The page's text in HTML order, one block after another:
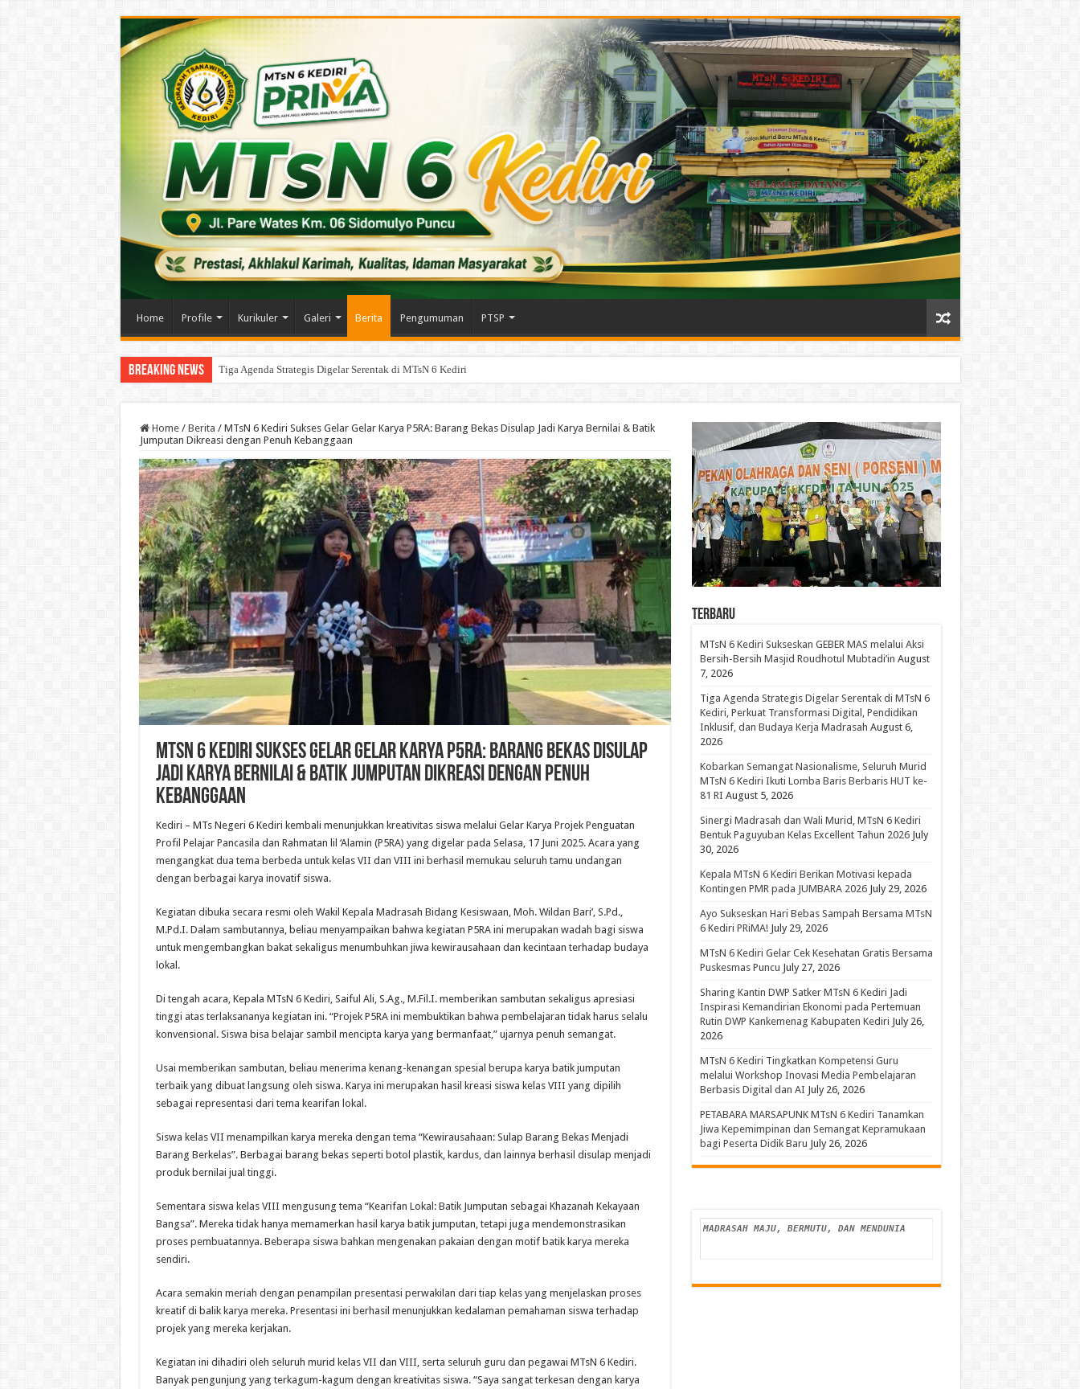
Home Profile Kurikuler Galeri Berita Pengumuman PTSP
Breaking News Tiga Agenda Strategis Digelar Serentak di MTsN 6 Kediri, Perkuat Transformasi Digital, P
Home / Berita / MTsN 6 Kediri Sukses Gelar Gelar Karya P5RA: Barang Bekas Disulap Jadi Karya Bernilai & Batik
Jumputan Dikreasi dengan Penuh Kebanggaan
MTsN 6 Kediri Sukses Gelar Gelar Karya P5RA: Barang Bekas Disulap
Jadi Karya Bernilai & Batik Jumputan Dikreasi dengan Penuh
Kebanggaan
Kediri – MTs Negeri 6 Kediri kembali menunjukkan kreativitas siswa melalui Gelar Karya Projek Penguatan
Profil Pelajar Pancasila dan Rahmatan lil ‘Alamin (P5RA) yang digelar pada Selasa, 17 Juni 2025. Acara yang
mengangkat dua tema berbeda untuk kelas VII dan VIII ini berhasil memukau seluruh tamu undangan
dengan berbagai karya inovatif siswa.
Kegiatan dibuka secara resmi oleh Wakil Kepala Madrasah Bidang Kesiswaan, Moh. Wildan Bari’, S.Pd.,
M.Pd.I. Dalam sambutannya, beliau menyampaikan bahwa kegiatan P5RA ini merupakan wadah bagi siswa
untuk mengembangkan bakat sekaligus menumbuhkan jiwa kewirausahaan dan kecintaan terhadap budaya
lokal.
Di tengah acara, Kepala MTsN 6 Kediri, Saiful Ali, S.Ag., M.Fil.I. memberikan sambutan sekaligus apresiasi
tinggi atas terlaksananya kegiatan ini. “Projek P5RA ini membuktikan bahwa pembelajaran tidak harus selalu
konvensional. Siswa bisa belajar sambil mencipta karya yang bermanfaat,” ujarnya penuh semangat.
Usai memberikan sambutan, beliau menerima kenang-kenangan spesial berupa karya batik jumputan
terbaik yang dibuat langsung oleh siswa. Karya ini merupakan hasil kreasi siswa kelas VIII yang dipilih
sebagai representasi dari tema kearifan lokal.
Siswa kelas VII menampilkan karya mereka dengan tema “Kewirausahaan: Sulap Barang Bekas Menjadi
Barang Berkelas”. Berbagai barang bekas seperti botol plastik, kardus, dan lainnya berhasil disulap menjadi
produk bernilai jual tinggi.
Sementara siswa kelas VIII mengusung tema “Kearifan Lokal: Batik Jumputan sebagai Khazanah Kekayaan
Bangsa”. Mereka tidak hanya memamerkan hasil karya batik jumputan, tetapi juga mendemonstrasikan
proses pembuatannya. Beberapa siswa bahkan mengenakan pakaian dengan motif batik karya mereka
sendiri.
Acara semakin meriah dengan penampilan presentasi perwakilan dari tiap kelas yang menjelaskan proses
kreatif di balik karya mereka. Presentasi ini berhasil menunjukkan kedalaman pemahaman siswa terhadap
projek yang mereka kerjakan.
Kegiatan ini dihadiri oleh seluruh murid kelas VII dan VIII, serta seluruh guru dan pegawai MTsN 6 Kediri.
Banyak pengunjung yang terkagum-kagum dengan kreativitas siswa. “Saya sangat terkesan dengan karya
Terbaru
MTsN 6 Kediri Sukseskan GEBER MAS melalui Aksi
Bersih-Bersih Masjid Roudhotul Mubtadi’in August
7, 2026
Tiga Agenda Strategis Digelar Serentak di MTsN 6
Kediri, Perkuat Transformasi Digital, Pendidikan
Inklusif, dan Budaya Kerja Madrasah August 6,
2026
Kobarkan Semangat Nasionalisme, Seluruh Murid
MTsN 6 Kediri Ikuti Lomba Baris Berbaris HUT ke-
81 RI August 5, 2026
Sinergi Madrasah dan Wali Murid, MTsN 6 Kediri
Bentuk Paguyuban Kelas Excellent Tahun 2026 July
30, 2026
Kepala MTsN 6 Kediri Berikan Motivasi kepada
Kontingen PMR pada JUMBARA 2026 July 29, 2026
Ayo Sukseskan Hari Bebas Sampah Bersama MTsN
6 Kediri PRiMA! July 29, 2026
MTsN 6 Kediri Gelar Cek Kesehatan Gratis Bersama
Puskesmas Puncu July 27, 2026
Sharing Kantin DWP Satker MTsN 6 Kediri Jadi
Inspirasi Kemandirian Ekonomi pada Pertemuan
Rutin DWP Kankemenag Kabupaten Kediri July 26,
2026
MTsN 6 Kediri Tingkatkan Kompetensi Guru
melalui Workshop Inovasi Media Pembelajaran
Berbasis Digital dan AI July 26, 2026
PETABARA MARSAPUNK MTsN 6 Kediri Tanamkan
Jiwa Kepemimpinan dan Semangat Kepramukaan
bagi Peserta Didik Baru July 26, 2026
MADRASAH MAJU, BERMUTU, DAN MENDUNIA